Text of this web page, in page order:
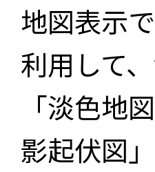
地図表示
利用して
「淡色地
影起伏図